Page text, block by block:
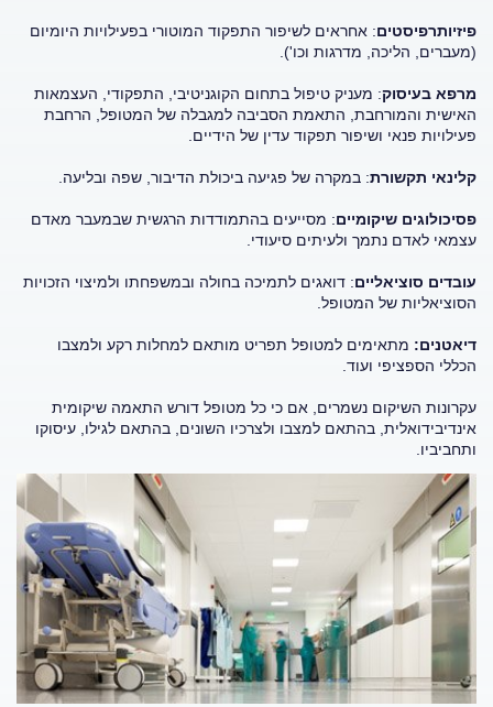
פיזיותרפיסטים: אחראים לשיפור התפקוד המוטורי בפעילויות היומיום
(מעברים, הליכה, מדרגות וכו').
מרפא בעיסוק: מעניק טיפול בתחום הקוגניטיבי, התפקודי, העצמאות
האישית והמורחבת, התאמת הסביבה למגבלה של המטופל, הרחבת
פעילויות פנאי ושיפור תפקוד עדין של הידיים.
קלינאי תקשורת: במקרה של פגיעה ביכולת הדיבור, שפה ובליעה.
פסיכולוגים שיקומיים: מסייעים בהתמודדות הרגשית שבמעבר מאדם
עצמאי לאדם נתמך ולעיתים סיעודי.
עובדים סוציאליים: דואגים לתמיכה בחולה ובמשפחתו ולמיצוי הזכויות
הסוציאליות של המטופל.
דיאטנים: מתאימים למטופל תפריט מותאם למחלות רקע ולמצבו
הכללי הספציפי ועוד.
עקרונות השיקום נשמרים, אם כי כל מטופל דורש התאמה שיקומית
אינדיבידואלית, בהתאם למצבו ולצרכיו השונים, בהתאם לגילו, עיסוקו
ותחביביו.